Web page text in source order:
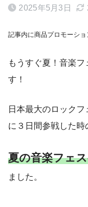
2025年5月3日
記事内に商品プロモーシ
もうすぐ夏！音楽
す！
日本最大のロック
に３日間参戦した時
夏の音楽フェ
ました。